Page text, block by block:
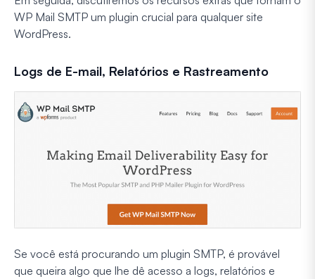
WP Mail SMTP um plugin crucial para qualquer site
WordPress.
Logs de E-mail, Relatórios e Rastreamento
Se você está procurando um plugin SMTP, é provável
que queira algo que lhe dê acesso a logs, relatórios e